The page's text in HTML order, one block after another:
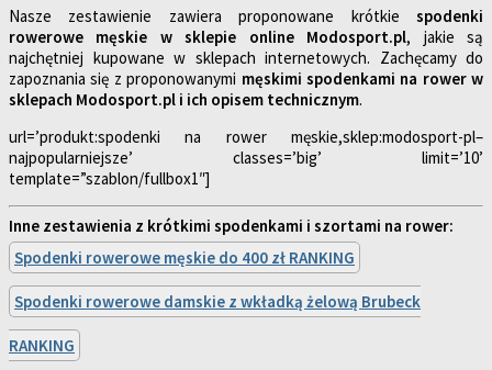
Nasze zestawienie zawiera proponowane krótkie spodenki
rowerowe męskie w sklepie online Modosport.pl, jakie są
najchętniej kupowane w sklepach internetowych. Zachęcamy do
zapoznania się z proponowanymi męskimi spodenkami na rower w
sklepach Modosport.pl i ich opisem technicznym.
url=’produkt:spodenki na rower męskie,sklep:modosport-pl–
najpopularniejsze’ classes=’big’ limit=’10’
template=”szablon/fullbox1″]
Inne zestawienia z krótkimi spodenkami i szortami na rower:
Spodenki rowerowe męskie do 400 zł RANKING
Spodenki rowerowe damskie z wkładką żelową Brubeck
RANKING